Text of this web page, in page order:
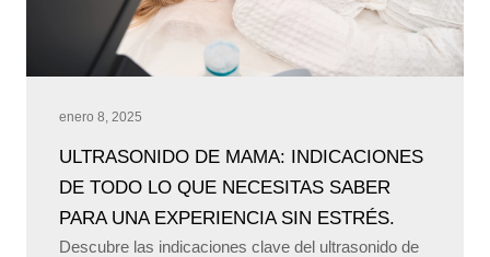
enero 8, 2025
ULTRASONIDO DE MAMA: INDICACIONES
DE TODO LO QUE NECESITAS SABER
PARA UNA EXPERIENCIA SIN ESTRÉS.
Descubre las indicaciones clave del ultrasonido de